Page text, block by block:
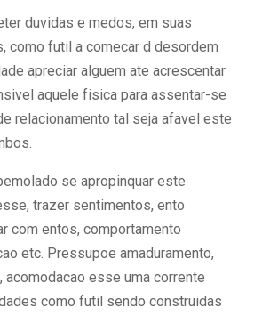
duvidas e medos, em suas
como futil a comecar d desordem
apreciar alguem ate acrescentar
aquele fisica para assentar-se
relacionamento tal seja afavel este
se apropinquar este
trazer sentimentos, ento
com entos, comportamento
etc. Pressupoe amaduramento,
acomodacao esse uma corrente
como futil sendo construidas